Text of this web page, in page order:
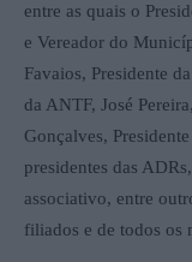
entre as quais o
e Vereador do
Favaios, Presidente
da ANTF, José
Gonçalves,
presidentes das
associativo, entre
filiados e de todos os